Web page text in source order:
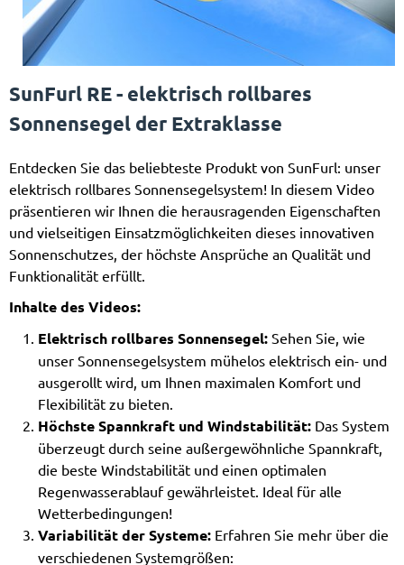
SunFurl RE - elektrisch rollbares
Sonnensegel der Extraklasse
Entdecken Sie das beliebteste Produkt von SunFurl: unser
elektrisch rollbares Sonnensegelsystem! In diesem Video
präsentieren wir Ihnen die herausragenden Eigenschaften
und vielseitigen Einsatzmöglichkeiten dieses innovativen
Sonnenschutzes, der höchste Ansprüche an Qualität und
Funktionalität erfüllt.
Inhalte des Videos:
Elektrisch rollbares Sonnensegel: Sehen Sie, wie
unser Sonnensegelsystem mühelos elektrisch ein- und
ausgerollt wird, um Ihnen maximalen Komfort und
Flexibilität zu bieten.
Höchste Spannkraft und Windstabilität: Das System
überzeugt durch seine außergewöhnliche Spannkraft,
die beste Windstabilität und einen optimalen
Regenwasserablauf gewährleistet. Ideal für alle
Wetterbedingungen!
Variabilität der Systeme: Erfahren Sie mehr über die
verschiedenen Systemgrößen: